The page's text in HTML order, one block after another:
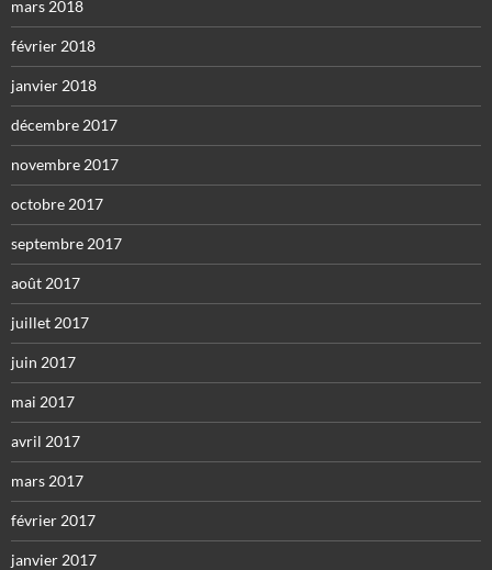
mars 2018
février 2018
janvier 2018
décembre 2017
novembre 2017
octobre 2017
septembre 2017
août 2017
juillet 2017
juin 2017
mai 2017
avril 2017
mars 2017
février 2017
janvier 2017